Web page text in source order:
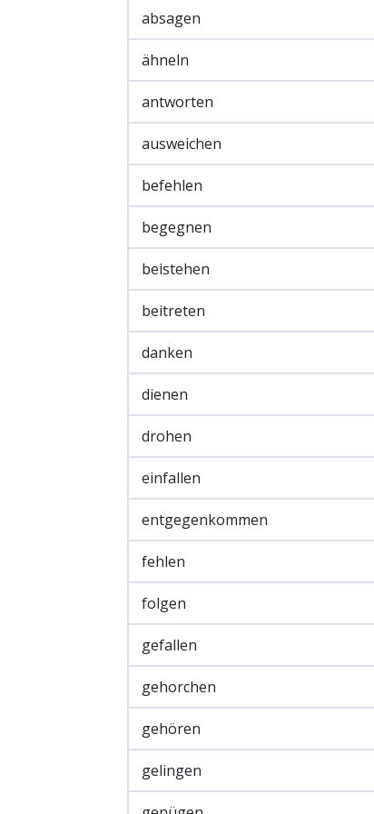
absagen
ähneln
antworten
ausweichen
befehlen
begegnen
beistehen
beitreten
danken
dienen
drohen
einfallen
entgegenkommen
fehlen
folgen
gefallen
gehorchen
gehören
gelingen